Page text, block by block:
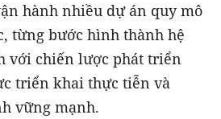
hành nhiều dự án quy mô
từng bước hình thành hệ
với chiến lược phát triển
triển khai thực tiễn và
vững mạnh.